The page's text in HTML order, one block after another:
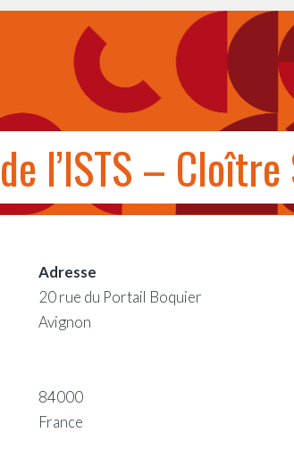
l’ISTS –
Adresse
20 rue du Portail Boquier
Avignon
84000
France